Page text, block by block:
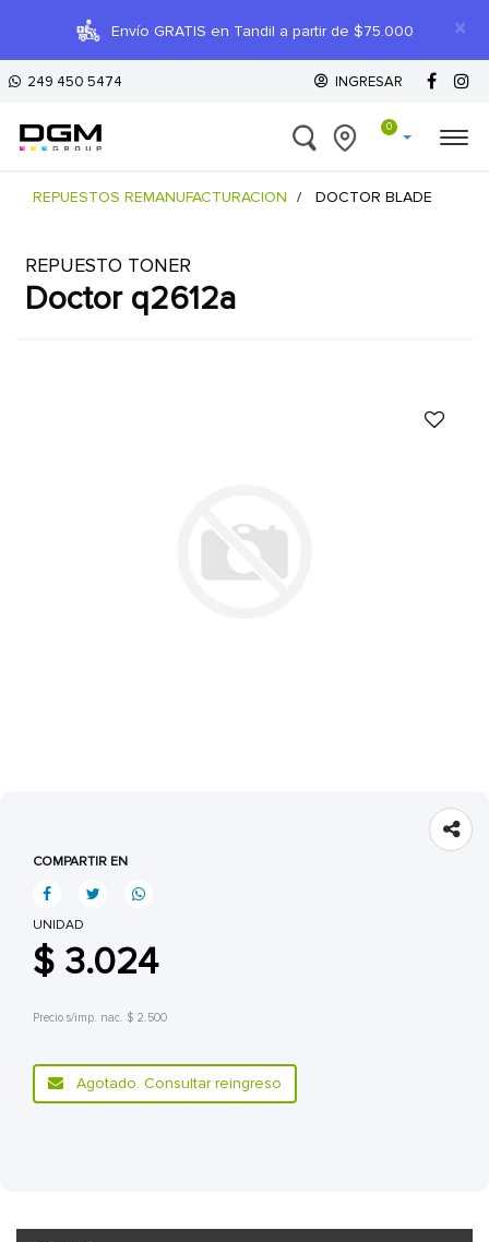
×
Envío GRATIS en Tandil a partir de $75.000
249 450 5474 INGRESAR
0
REPUESTOS REMANUFACTURACION DOCTOR BLADE
REPUESTO TONER
doctor q2612a
COMPARTIR EN
UNIDAD
$ 3.024
Precio s/imp. nac. $ 2.500
Agotado. Consultar reingreso